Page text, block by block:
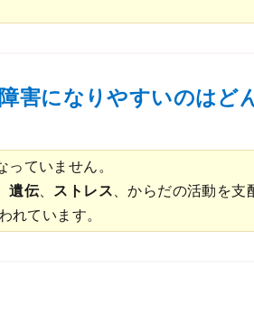
害になりやすいのはど
ていません。
遺伝、 ストレス、からだの活動を支
れています。